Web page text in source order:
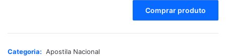
Comprar produto
Categoria: Apostila Nacional